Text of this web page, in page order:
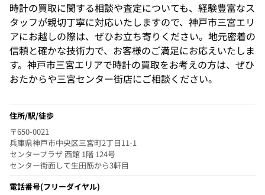
時計の買取に関する相談や査定についても、経験豊富なス
タッフが親切丁寧に対応いたしますので、神戸市三宮エリ
アにお越しの際は、ぜひお立ち寄りください。地元密着の
信頼と確かな技術力で、お客様のご満足にお応えいたしま
す。神戸市三宮エリアで時計の買取をお考えの方は、ぜひ
おたからや三宮センター街店にご相談ください。
住所/駅/徒歩
〒650-0021
兵庫県神戸市中央区三宮町2丁目11-1
センタープラザ 西館 1階 124号
センター街面して生田筋から3軒目
電話番号(フリーダイヤル)